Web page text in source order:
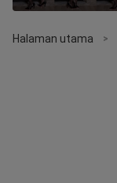
Halaman utama >